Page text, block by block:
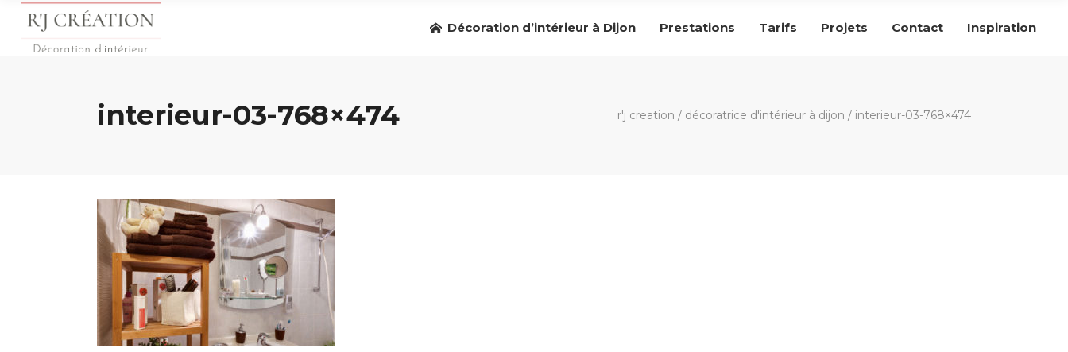
Décoration d’intérieur à Dijon Prestations Tarifs Projets Contact Inspiration
interieur-03-768×474 r'j creation / décoratrice d'intérieur à dijon / interieur-03-768×474